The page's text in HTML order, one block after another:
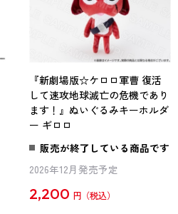
『新劇場版☆ケロロ軍曹 復活
して速攻地球滅亡の危機であり
ます！』ぬいぐるみキーホルダ
ー ギロロ
販売が終了している商品です
2026年12月発売予定
2,200 円